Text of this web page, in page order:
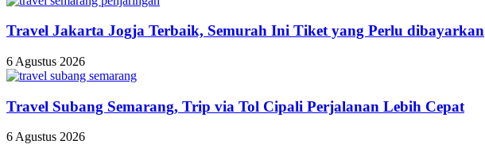
Travel Jakarta Jogja Terbaik, Semurah Ini Tiket yang Perlu dibayarkan
6 Agustus 2026
Travel Subang Semarang, Trip via Tol Cipali Perjalanan Lebih Cepat
6 Agustus 2026